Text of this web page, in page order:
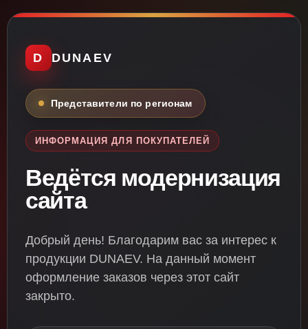
D DUNAEV
Представители по регионам
ИНФОРМАЦИЯ ДЛЯ ПОКУПАТЕЛЕЙ
Ведётся модернизация
сайта
Добрый день! Благодарим вас за интерес к
продукции DUNAEV. На данный момент
оформление заказов через этот сайт
закрыто.